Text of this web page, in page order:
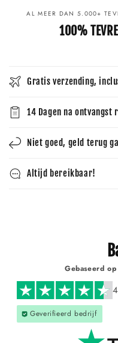
AL MEER DAN 5.000+
100%
Gratis verzending,
14 Dagen na ontvangst
Niet goed, geld terug
Altijd bereikbaar!
Gebaseerd
Geverifieerd bedrijf